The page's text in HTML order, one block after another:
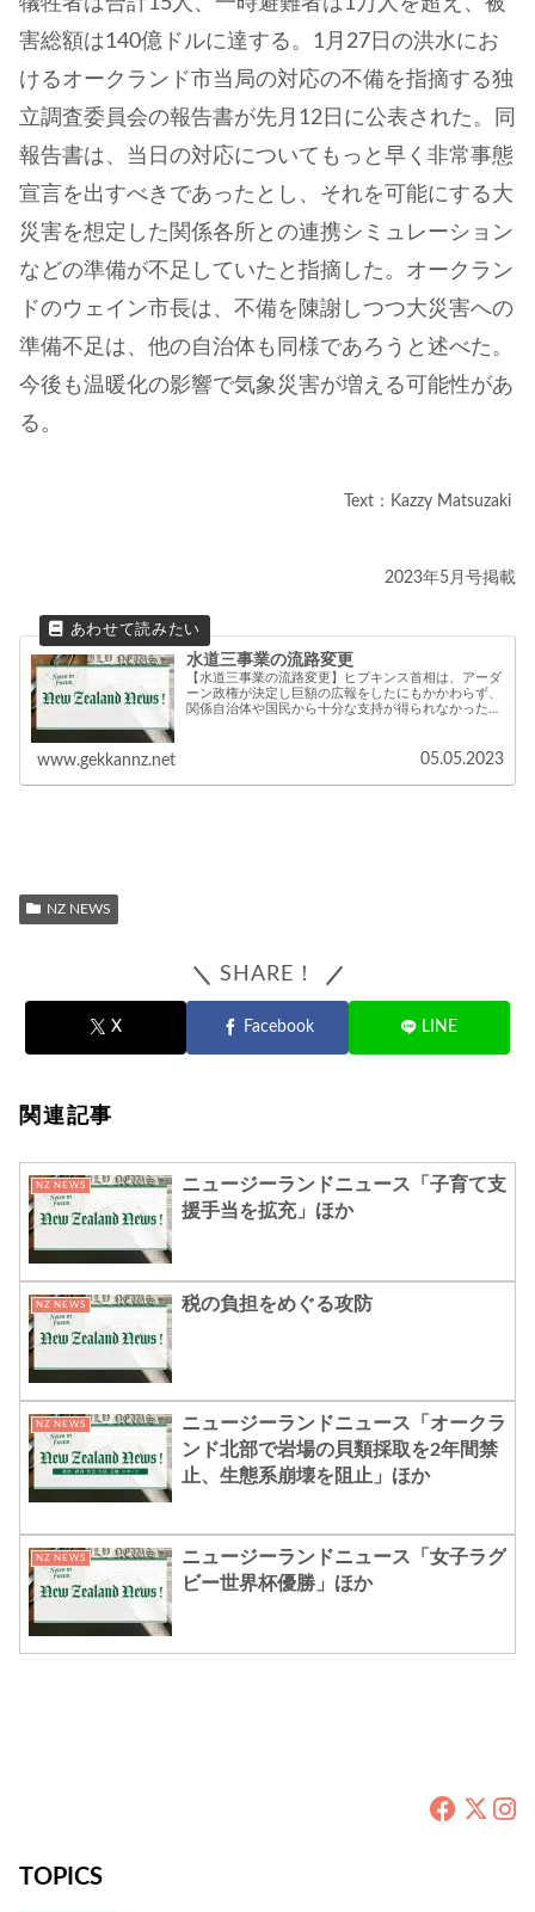
害総額は140億ドルに達する。1月27日の洪水にお
けるオークランド市当局の対応の不備を指摘する独
立調査委員会の報告書が先月12日に公表された。同
報告書は、当日の対応についてもっと早く非常事態
宣言を出すべきであったとし、それを可能にする大
災害を想定した関係各所との連携シミュレーション
などの準備が不足していたと指摘した。オークラン
ドのウェイン市長は、不備を陳謝しつつ大災害への
準備不足は、他の自治体も同様であろうと述べた。
今後も温暖化の影響で気象災害が増える可能性があ
る。
Text：Kazzy Matsuzaki
2023年5月号掲載
水道三事業の流路変更
【水道三事業の流路変更】ヒプキンス首相は、アーダ
ーン政権が決定し巨額の広報をしたにもかかわらず、
関係自治体や国民から十分な支持が得られなかった
www.gekkannz.net 05.05.2023
NZ NEWS
SHARE！
X Facebook LINE
関連記事
NZ NEWS
ニュージーランドニュース「子育て支
援手当を拡充」ほか
NZ NEWS 税の負担をめぐる攻防
NZ NEWS
ニュージーランドニュース「オークラ
ンド北部で岩場の貝類採取を2年間禁
止、生態系崩壊を阻止」ほか
NZ NEWS
ニュージーランドニュース「女子ラグ
ビー世界杯優勝」ほか
TOPICS